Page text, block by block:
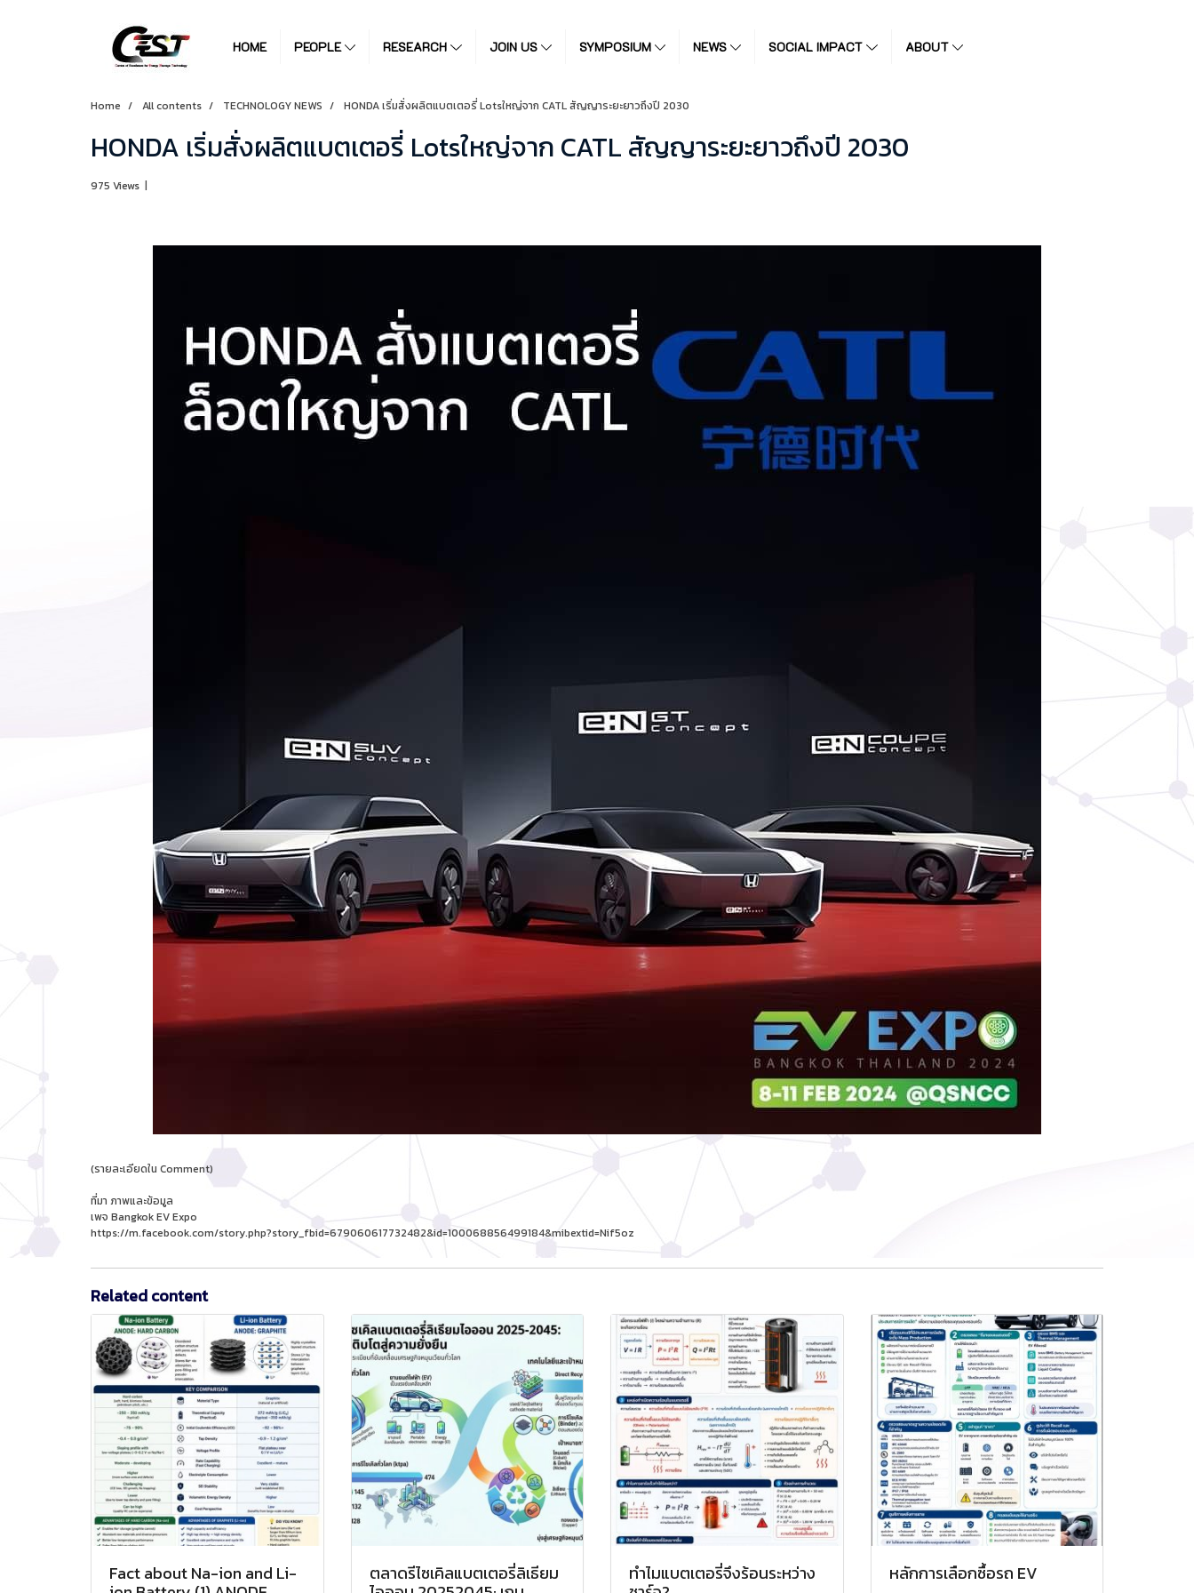
HOME PEOPLE RESEARCH JOIN US SYMPOSIUM NEWS SOCIAL IMPACT ABOUT
Home All contents TECHNOLOGY NEWS HONDA เริ่มสั่งผลิตแบตเตอรี่ Lotsใหญ่จาก CATL สัญญาระยะยาวถึงปี 2030
HONDA เริ่มสั่งผลิตแบตเตอรี่ Lotsใหญ่จาก CATL สัญญาระยะยาวถึงปี 2030
975 Views |
(รายละเอียดใน Comment)
ที่มา ภาพและข้อมูล
เพจ Bangkok EV Expo
https://m.facebook.com/story.php?story_fbid=679060617732482&id=100068856499184&mibextid=Nif5oz
Related content
Fact about Na-ion and Li- ตลาดรีไซเคิลแบตเตอรี่ลิเธียม ทำไมแบตเตอรี่จึงร้อนระหว่าง หลักการเลือกซื้อรถ EV